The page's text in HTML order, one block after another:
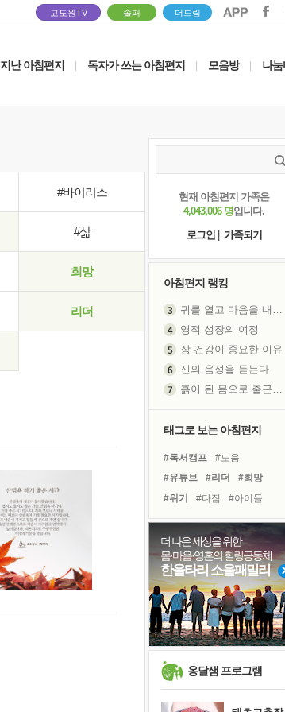
고도원TV 솔패 더드림
지난 아침편지 독자가 쓰는 아침편지 모음방 나눔
#바이러스
#삶
희망
리더
현재 아침편지 가족은
4,043,006 명입니다.
로그인
가족되기
아침편지 랭킹
영적 성장의 여정
장 건강이 중요한 이유
신의 음성을 듣는다
극과 극의 양 끝단
극심한 변비, 어깨결림, 수면 장애
보고 싶은 어머니
유년 시절의 부산 영도 바다
못된 꼰대들
거울 속의 나
희망이란
'모른다'는 것
귀를 열고 마음을 내어주고
태그로 보는 아침편지
#독서캠프
#도움
#유튜브
#리더
#희망
#위기
#다짐
#아이들
#바이러스
#친구
#건강
#삶
#사람 #힐링
#경험
#비전캠프
#계획
#면역력
#나눔
#극복
#명상
더 나은 세상을 위한
몸·마음·영혼의 힐링공동체
한울타리 소울패밀리
옹달샘 프로그램